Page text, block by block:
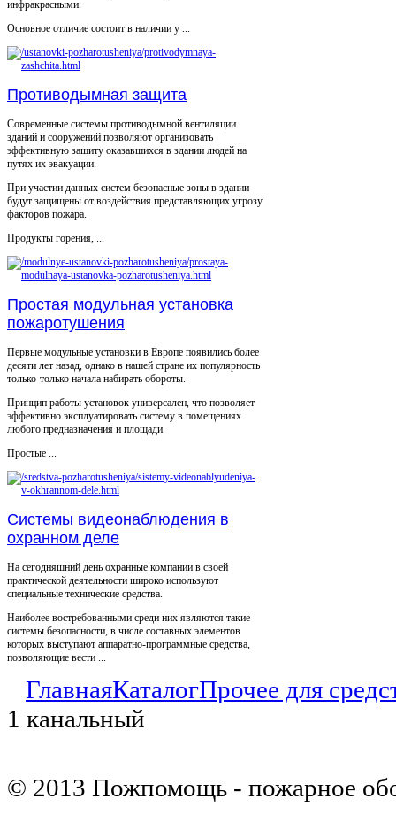
инфракрасными.
Основное отличие состоит в наличии у ...
Противодымная защита
Современные системы противодымной вентиляции
зданий и сооружений позволяют организовать
эффективную защиту оказавшихся в здании людей на
путях их эвакуации.
При участии данных систем безопасные зоны в здании
будут защищены от воздействия представляющих угрозу
факторов пожара.
Продукты горения, ...
Простая модульная установка
пожаротушения
Первые модульные установки в Европе появились более
десяти лет назад, однако в нашей стране их популярность
только-только начала набирать обороты.
Принцип работы установок универсален, что позволяет
эффективно эксплуатировать систему в помещениях
любого предназначения и площади.
Простые ...
Системы видеонаблюдения в
охранном деле
На сегодняшний день охранные компании в своей
практической деятельности широко используют
специальные технические средства.
Наиболее востребованными среди них являются такие
системы безопасности, в числе составных элементов
которых выступают аппаратно-программные средства,
позволяющие вести ...
ГлавнаяКаталогПрочее для
1 канальный
© 2013 Пожпомощь - пожарное